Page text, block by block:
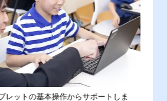
レットの基本操作からサポートしま